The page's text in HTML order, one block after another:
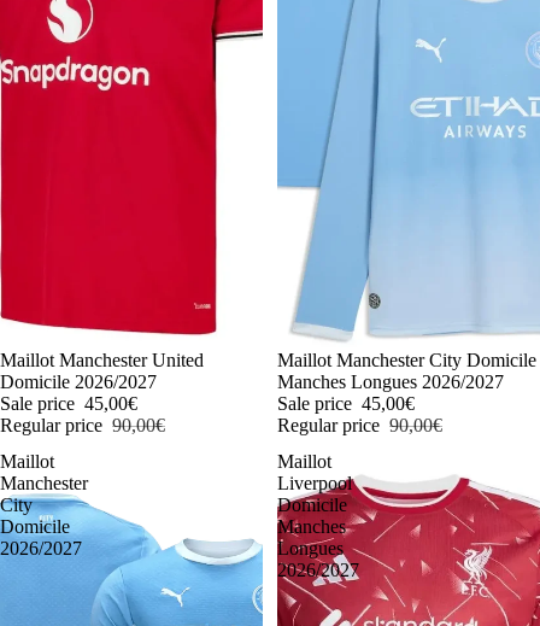
-50%
Maillot Manchester United
Domicile 2026/2027
Sale price 45,00€
Regular price 90,00€
-50%
Maillot Manchester City Domicile
Manches Longues 2026/2027
Sale price 45,00€
Regular price 90,00€
Maillot
Manchester
City
Domicile
2026/2027
Maillot
Liverpool
Domicile
Manches
Longues
2026/2027